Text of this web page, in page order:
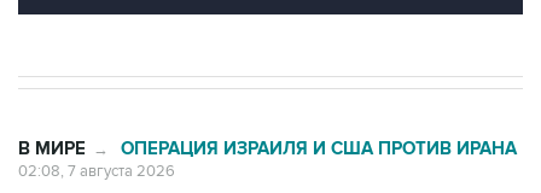
В МИРЕ → ОПЕРАЦИЯ ИЗРАИЛЯ И США ПРОТИВ ИРАНА
02:08, 7 августа 2026